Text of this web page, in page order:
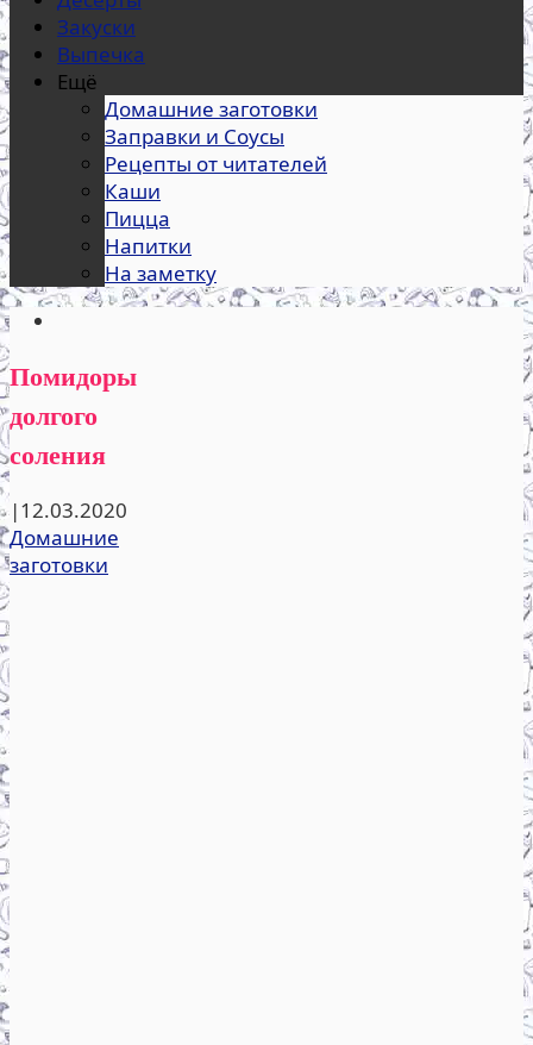
Закуски
Выпечка
Ещё
Домашние заготовки
Заправки и Соусы
Рецепты от читателей
Каши
Пицца
Напитки
На заметку
Помидоры
долгого
соления
|12.03.2020
Домашние
заготовки